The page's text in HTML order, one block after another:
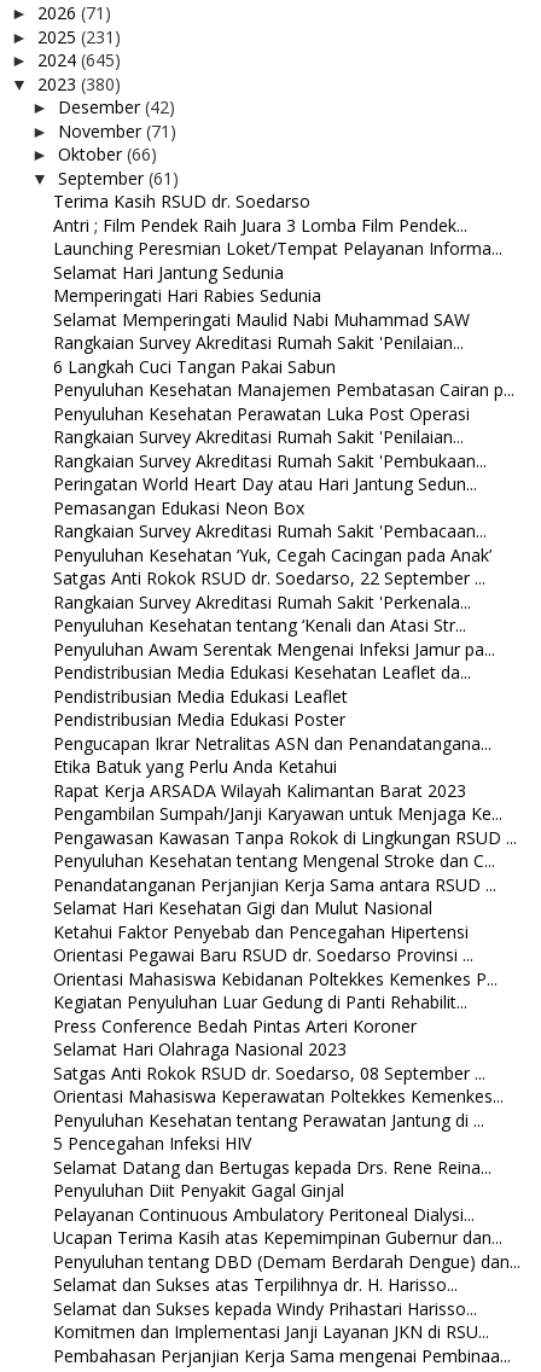
► 2026 (71)
► 2025 (231)
► 2024 (645)
▼ 2023 (380)
► Desember(42)
► November(71)
► Oktober(66)
▼ September(61)
Terima Kasih RSUD dr. Soedarso
Antri ; Film Pendek Raih Juara 3 Lomba Film Pendek...
Launching Peresmian Loket/Tempat Pelayanan Informa...
Selamat Hari Jantung Sedunia
Memperingati Hari Rabies Sedunia
Selamat Memperingati Maulid Nabi Muhammad SAW
Rangkaian Survey Akreditasi Rumah Sakit 'Penilaian...
6 Langkah Cuci Tangan Pakai Sabun
Penyuluhan Kesehatan Manajemen Pembatasan Cairan p...
Penyuluhan Kesehatan Perawatan Luka Post Operasi
Rangkaian Survey Akreditasi Rumah Sakit 'Penilaian...
Rangkaian Survey Akreditasi Rumah Sakit 'Pembukaan...
Peringatan World Heart Day atau Hari Jantung Sedun...
Pemasangan Edukasi Neon Box
Rangkaian Survey Akreditasi Rumah Sakit 'Pembacaan...
Penyuluhan Kesehatan ‘Yuk, Cegah Cacingan pada Anak’
Satgas Anti Rokok RSUD dr. Soedarso, 22 September ...
Rangkaian Survey Akreditasi Rumah Sakit 'Perkenala...
Penyuluhan Kesehatan tentang ‘Kenali dan Atasi Str...
Penyuluhan Awam Serentak Mengenai Infeksi Jamur pa...
Pendistribusian Media Edukasi Kesehatan Leaflet da...
Pendistribusian Media Edukasi Leaflet
Pendistribusian Media Edukasi Poster
Pengucapan Ikrar Netralitas ASN dan Penandatangana...
Etika Batuk yang Perlu Anda Ketahui
Rapat Kerja ARSADA Wilayah Kalimantan Barat 2023
Pengambilan Sumpah/Janji Karyawan untuk Menjaga Ke...
Pengawasan Kawasan Tanpa Rokok di Lingkungan RSUD ...
Penyuluhan Kesehatan tentang Mengenal Stroke dan C...
Penandatanganan Perjanjian Kerja Sama antara RSUD ...
Selamat Hari Kesehatan Gigi dan Mulut Nasional
Ketahui Faktor Penyebab dan Pencegahan Hipertensi
Orientasi Pegawai Baru RSUD dr. Soedarso Provinsi ...
Orientasi Mahasiswa Kebidanan Poltekkes Kemenkes P...
Kegiatan Penyuluhan Luar Gedung di Panti Rehabilit...
Press Conference Bedah Pintas Arteri Koroner
Selamat Hari Olahraga Nasional 2023
Satgas Anti Rokok RSUD dr. Soedarso, 08 September ...
Orientasi Mahasiswa Keperawatan Poltekkes Kemenkes...
Penyuluhan Kesehatan tentang Perawatan Jantung di ...
5 Pencegahan Infeksi HIV
Selamat Datang dan Bertugas kepada Drs. Rene Reina...
Penyuluhan Diit Penyakit Gagal Ginjal
Pelayanan Continuous Ambulatory Peritoneal Dialysi...
Ucapan Terima Kasih atas Kepemimpinan Gubernur dan...
Penyuluhan tentang DBD (Demam Berdarah Dengue) dan...
Selamat dan Sukses atas Terpilihnya dr. H. Harisso...
Selamat dan Sukses kepada Windy Prihastari Harisso...
Komitmen dan Implementasi Janji Layanan JKN di RSU...
Pembahasan Perjanjian Kerja Sama mengenai Pembinaa...